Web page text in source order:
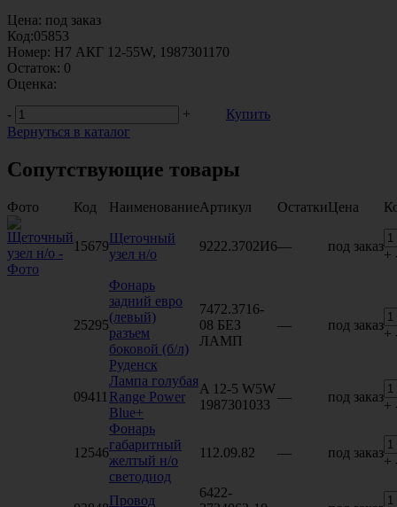
Цена: под заказ
Код:05853
Номер: H7 АКГ 12-55W, 1987301170
Остаток: 0
Оценка:
-
+
Купить
Вернуться в каталог
Сопутствующие товары
Фото Код НаименованиеАртикул ОстаткиЦена
15679
Щеточный
узел н/о
9222.3702И6— под заказ
+
25295
Фонарь
задний евро
(левый)
разъем
боковой (б/л)
Руденск
7472.3716-
08 БЕЗ
ЛАМП
— под заказ
+
09411
Лампа голубая
Range Power
Blue+
A 12-5 W5W
1987301033
— под заказ
+
12546
Фонарь
габаритный
желтый н/о
светодиод
112.09.82 — под заказ
+
Провод
6422-